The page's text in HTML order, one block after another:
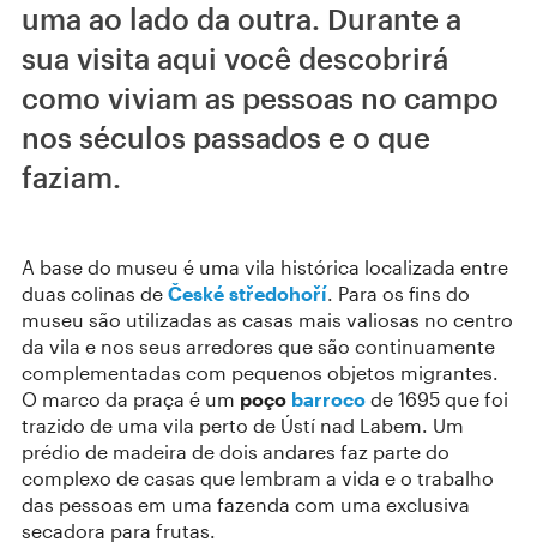
uma ao lado da outra. Durante a
sua visita aqui você descobrirá
como viviam as pessoas no campo
nos séculos passados e o que
faziam.
A base do museu é uma vila histórica localizada entre
duas colinas de České středohoří. Para os fins do
museu são utilizadas as casas mais valiosas no centro
da vila e nos seus arredores que são continuamente
complementadas com pequenos objetos migrantes.
O marco da praça é um poço barroco de 1695 que foi
trazido de uma vila perto de Ústí nad Labem. Um
prédio de madeira de dois andares faz parte do
complexo de casas que lembram a vida e o trabalho
das pessoas em uma fazenda com uma exclusiva
secadora para frutas.